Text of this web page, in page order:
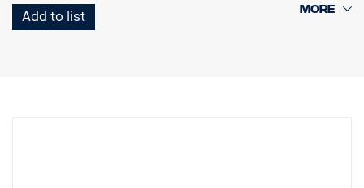
lasiputkeen, jota teollinen askelmoottori voi pyörittää.
Aktivoitaessa lasipinnalle suihkutetaan suuttimen kautta vettä (tai
Add to list